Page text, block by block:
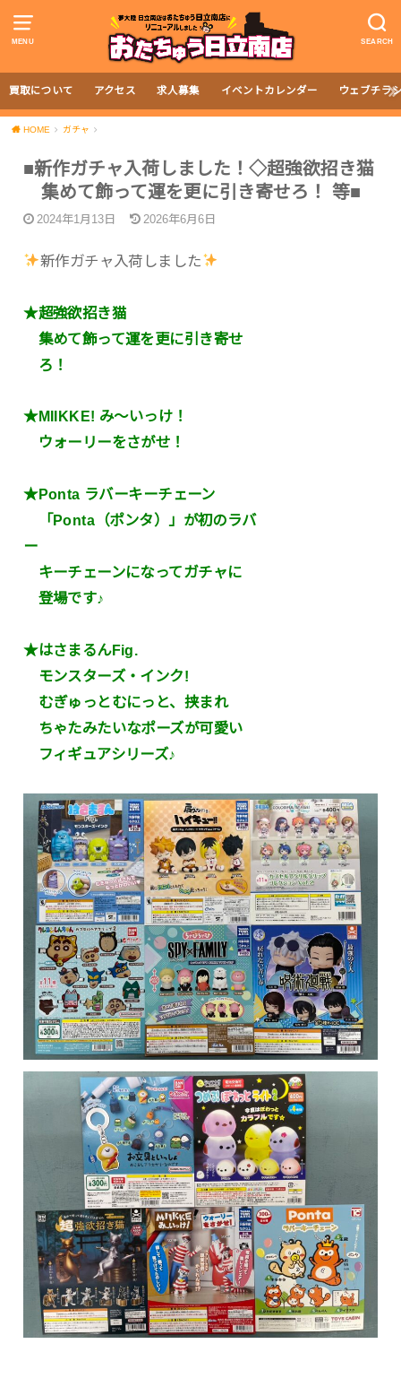
MENU SEARCH
買取について アクセス 求人募集 イベントカレンダー ウェブチラ
HOME ガチャ
■新作ガチャ入荷しました！◇超強欲招き猫
集めて飾って運を更に引き寄せろ！ 等■
2024年1月13日 2026年6月6日
新作ガチャ入荷しました
★超強欲招き猫
集めて飾って運を更に引き寄せ
ろ！
★MIIKKE! み～いっけ！
ウォーリーをさがせ！
★Ponta ラバーキーチェーン
「Ponta（ポンタ）」が初のラバ
ー
キーチェーンになってガチャに
登場です♪
★はさまるんFig.
モンスターズ・インク!
むぎゅっとむにっと、挟まれ
ちゃたみたいなポーズが可愛い
フィギュアシリーズ♪